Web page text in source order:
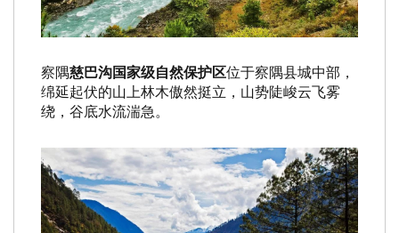
察隅慈巴沟国家级自然保护区位于察隅县城中部，
绵延起伏的山上林木傲然挺立，山势陡峻云飞雾
绕，谷底水流湍急。